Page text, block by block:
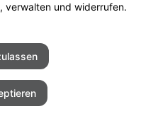
verwalten und widerrufen.